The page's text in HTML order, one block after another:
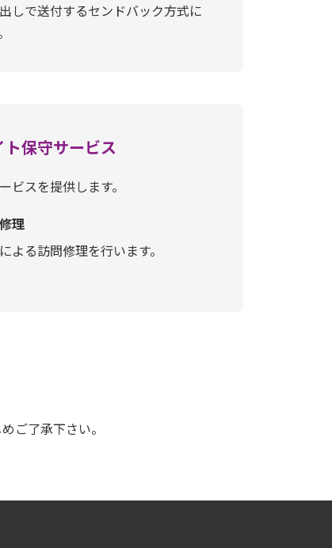
しで送付するセンドバック方式に
ト保守サービス
ビスを提供します。
理
よる訪問修理を行います。
ご了承下さい。